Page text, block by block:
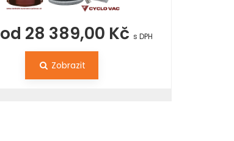
od 28 389,00 Kč s DPH
Zobrazit